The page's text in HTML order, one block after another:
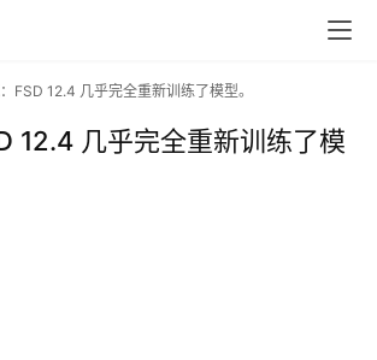
FSD 12.4 几乎完全重新训练了模型。
12.4 几乎完全重新训练了模